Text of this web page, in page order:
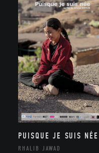
PUISQUE JE SUIS NÉE
RHALIB JAWAD